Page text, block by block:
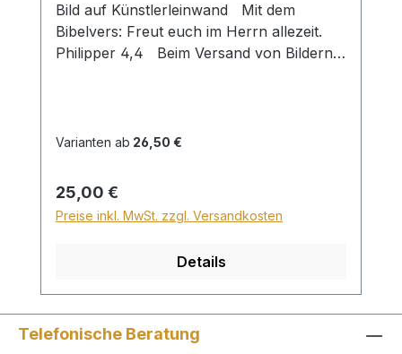
Bild auf Künstlerleinwand Mit dem
Bibelvers: Freut euch im Herrn allezeit.
Philipper 4,4 Beim Versand von Bildern
Höhe von 28,99€ berechnet. Für den
Sperrgutzuschlag 30€. Bei diesem Bild ist
kein Wunschtext möglich!
Varianten ab 26,50 €
Regulärer Preis:
25,00 €
Preise inkl. MwSt. zzgl. Versandkosten
Details
Telefonische Beratung